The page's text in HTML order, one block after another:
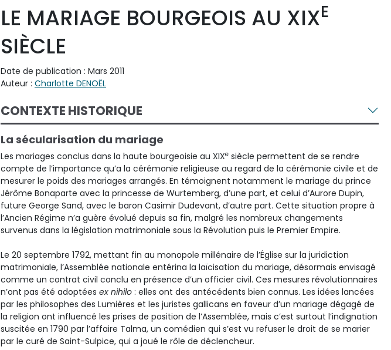
LE MARIAGE BOURGEOIS AU XIXE
SIÈCLE
Date de publication : Mars 2011
Auteur : Charlotte DENOËL
CONTEXTE HISTORIQUE
La sécularisation du mariage
Les mariages conclus dans la haute bourgeoisie au XIXe siècle permettent de se rendre
compte de l’importance qu’a la cérémonie religieuse au regard de la cérémonie civile et de
mesurer le poids des mariages arrangés. En témoignent notamment le mariage du prince
Jérôme Bonaparte avec la princesse de Wurtemberg, d’une part, et celui d’Aurore Dupin,
future George Sand, avec le baron Casimir Dudevant, d’autre part. Cette situation propre à
l’Ancien Régime n’a guère évolué depuis sa fin, malgré les nombreux changements
survenus dans la législation matrimoniale sous la Révolution puis le Premier Empire.
Le 20 septembre 1792, mettant fin au monopole millénaire de l’Église sur la juridiction
matrimoniale, l’Assemblée nationale entérina la laïcisation du mariage, désormais envisagé
comme un contrat civil conclu en présence d’un officier civil. Ces mesures révolutionnaires
n’ont pas été adoptées ex nihilo : elles ont des antécédents bien connus. Les idées lancées
par les philosophes des Lumières et les juristes gallicans en faveur d’un mariage dégagé de
la religion ont influencé les prises de position de l’Assemblée, mais c’est surtout l’indignation
suscitée en 1790 par l’affaire Talma, un comédien qui s’est vu refuser le droit de se marier
par le curé de Saint-Sulpice, qui a joué le rôle de déclencheur.